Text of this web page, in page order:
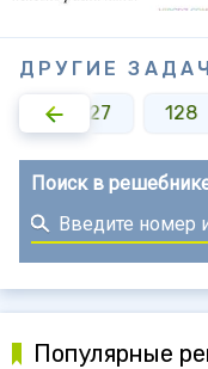
ДРУГИЕ
127 128
Поиск в
Популярные